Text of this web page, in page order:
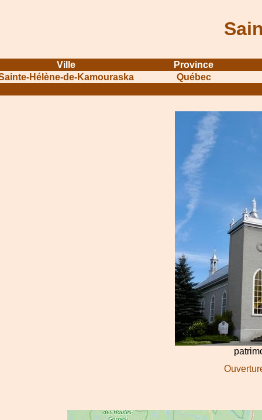
Ville
Province
Hélène-de-Kamouraska
Québec